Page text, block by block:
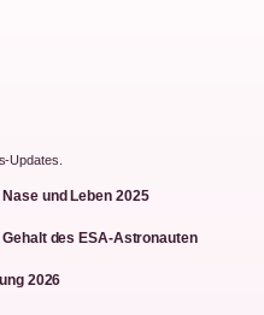
Updates.
und Leben 2025
des ESA-Astronauten
2026